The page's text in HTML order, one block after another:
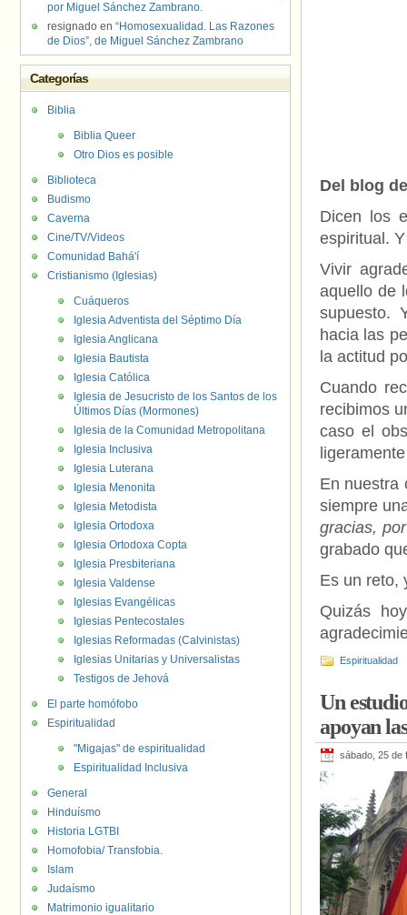
Del blog
Dicen los
espiritual.
Vivir
aquello de
supuesto.
hacia las
la actitud
Cuando
recibimos
caso el
En nuestra
siempre
gracias,
grabado
Es un reto,
Quizás
Espiritualidad
Un
apoyan
sábado, 25 de
por Miguel Sánchez Zambrano.
resignado en “Homosexualidad. Las Razones
de Dios”, de Miguel Sánchez Zambrano
Categorías
Biblia
Biblia Queer
Otro Dios es posible
Biblioteca
Budismo
Caverna
Cine/TV/Videos
Comunidad Bahá'í
Cristianismo (Iglesias)
Cuáqueros
Iglesia Adventista del Séptimo Día
Iglesia Anglicana
Iglesia Bautista
Iglesia Católica
Iglesia de Jesucristo de los Santos de los
Últimos Días (Mormones)
Iglesia de la Comunidad Metropolitana
Iglesia Inclusiva
Iglesia Luterana
Iglesia Menonita
Iglesia Metodista
Iglesia Ortodoxa
Iglesia Ortodoxa Copta
Iglesia Presbiteriana
Iglesia Valdense
Iglesias Evangélicas
Iglesias Pentecostales
Iglesias Reformadas (Calvinistas)
Iglesias Unitarias y Universalistas
Testigos de Jehová
El parte homófobo
Espiritualidad
"Migajas" de espiritualidad
Espiritualidad Inclusiva
General
Hinduísmo
Historia LGTBI
Homofobia/ Transfobia.
Islam
Judaísmo
Matrimonio igualitario